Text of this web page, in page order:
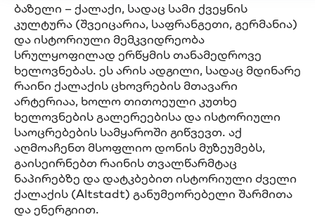
ბაზელი – ქალაქი, სადაც სამი ქვეყნის
კულტურა (შვეიცარია, საფრანგეთი, გერმანია)
და ისტორიული მემკვიდრეობა
სრულყოფილად ერწყმის თანამედროვე
ხელოვნებას. ეს არის ადგილი, სადაც მდინარე
რაინი ქალაქის ცხოვრების მთავარი
არტერიაა, ხოლო თითოეული კუთხე
ხელოვნების გალერეებისა და ისტორიული
საოცრებების სამყაროში გიწვევთ. აქ
აღმოაჩენთ მსოფლიო დონის მუზეუმებს,
გაისეირნებთ რაინის თვალწარმტაც
ნაპირებზე და დატკბებით ისტორიული ძველი
ქალაქის (Altstadt) განუმეორებელი შარმითა
და ენერგიით.